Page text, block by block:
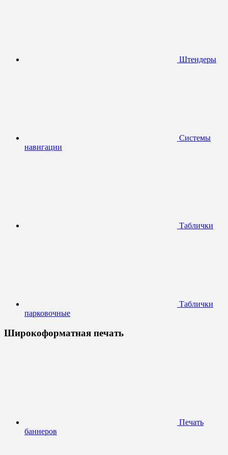
Штендеры
Системы
навигации
Таблички
Таблички
парковочные
Широкоформатная печать
Печать
баннеров